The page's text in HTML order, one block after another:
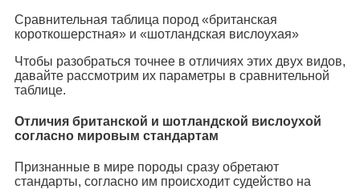
Сравнительная таблица пород «британская
короткошерстная» и «шотландская вислоухая»
Чтобы разобраться точнее в отличиях этих двух видов,
давайте рассмотрим их параметры в сравнительной
таблице.
Отличия британской и шотландской вислоухой
согласно мировым стандартам
Признанные в мире породы сразу обретают
стандарты, согласно им происходит судейство на